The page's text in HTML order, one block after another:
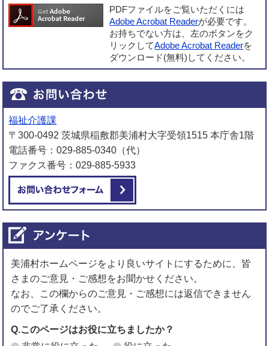
PDFファイルをご覧いただくには
Adobe Acrobat Readerが必要です。
お持ちでない方は、左のボタンをク
リックしてAdobe Acrobat Readerを
ダウンロード(無料)してください。
福祉介護課
〒300-0492 茨城県稲敷郡美浦村大字受領1515 本庁舎1階
電話番号：029-885-0340（代）
ファクス番号：029-885-5933
美浦村ホームページをより良いサイトにするために、皆
さまのご意見・ご感想をお聞かせください。
なお、この欄からのご意見・ご感想には返信できません
のでご了承ください。
Q.このページはお役に立ちましたか？